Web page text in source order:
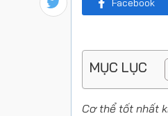
MỤC LỤC
Cơ thể tốt nhất